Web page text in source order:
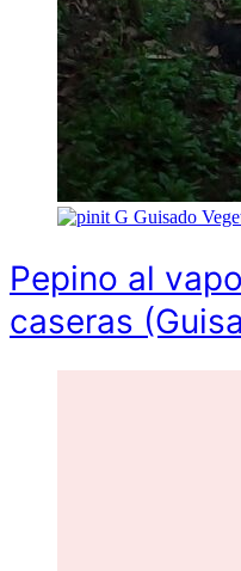
G Guisado
Pepino al
caseras